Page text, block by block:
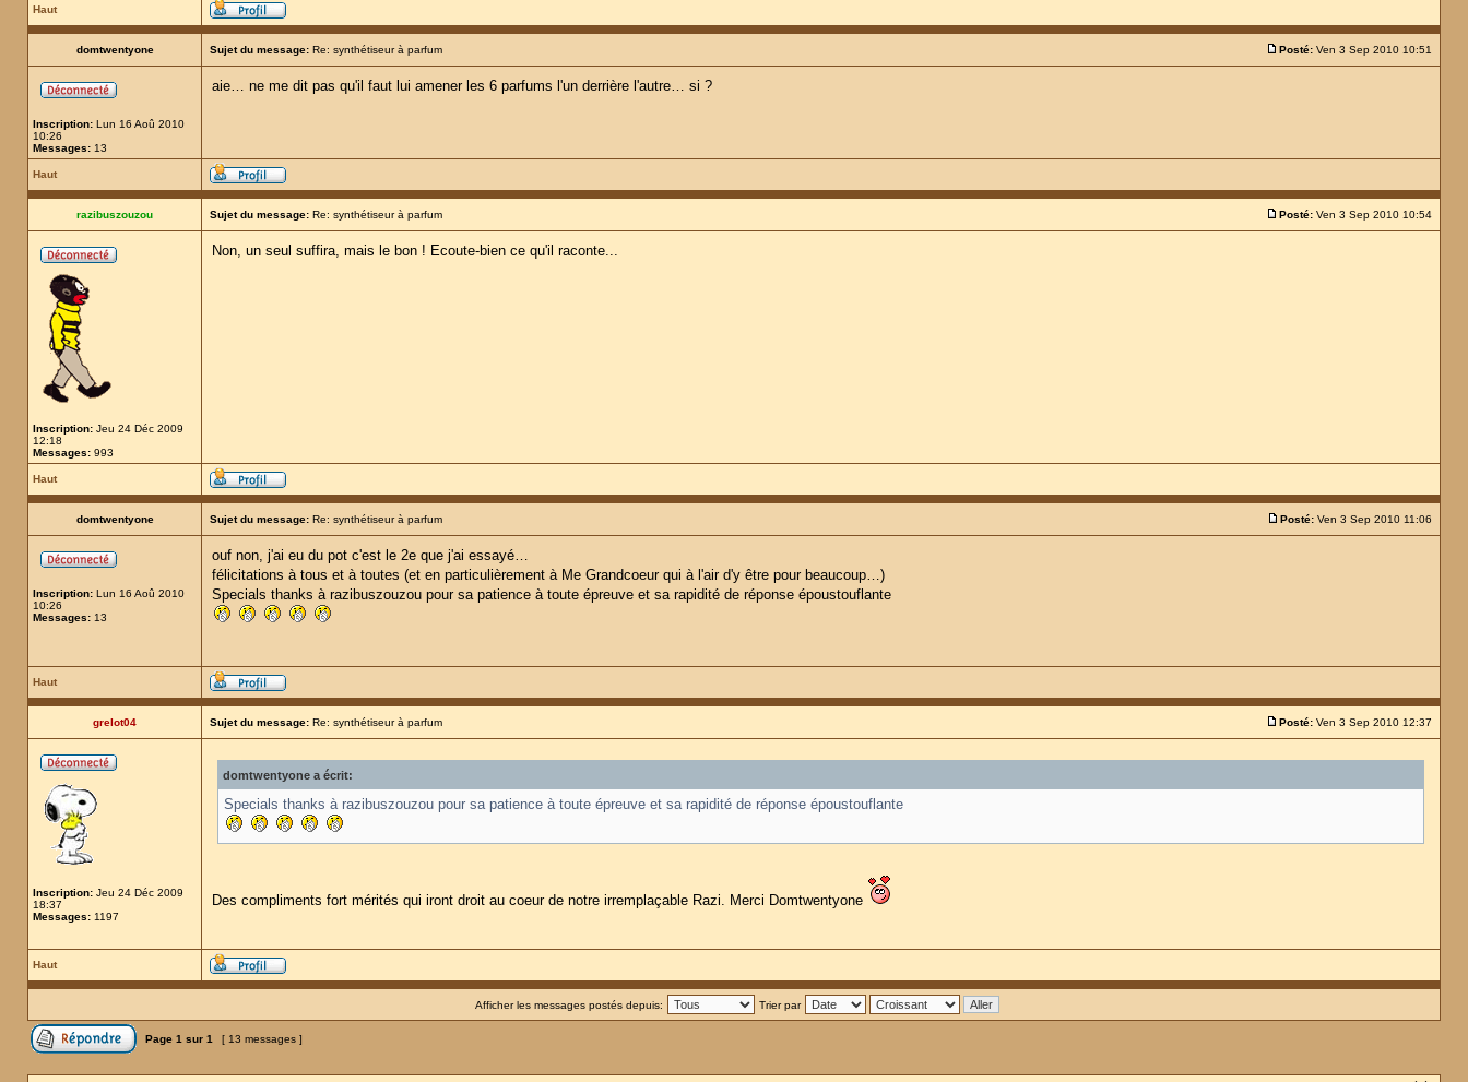
Haut
domtwentyone Sujet du message: Re: synthétiseur à parfum Posté: Ven 3 Sep 2010 10:51
Inscription: Lun 16 Aoû 2010
10:26
Messages: 13
aie… ne me dit pas qu'il faut lui amener les 6 parfums l'un derrière l'autre… si ?
Haut
razibuszouzou Sujet du message: Re: synthétiseur à parfum Posté: Ven 3 Sep 2010 10:54
Inscription: Jeu 24 Déc 2009
12:18
Messages: 993
Non, un seul suffira, mais le bon ! Ecoute-bien ce qu'il raconte...
Haut
domtwentyone Sujet du message: Re: synthétiseur à parfum Posté: Ven 3 Sep 2010 11:06
Inscription: Lun 16 Aoû 2010
10:26
Messages: 13
ouf non, j'ai eu du pot c'est le 2e que j'ai essayé…
félicitations à tous et à toutes (et en particulièrement à Me Grandcoeur qui à l'air d'y être pour beaucoup…)
Specials thanks à razibuszouzou pour sa patience à toute épreuve et sa rapidité de réponse époustouflante
Haut
grelot04 Sujet du message: Re: synthétiseur à parfum Posté: Ven 3 Sep 2010 12:37
Inscription: Jeu 24 Déc 2009
18:37
Messages: 1197
domtwentyone a écrit:
Specials thanks à razibuszouzou pour sa patience à toute épreuve et sa rapidité de réponse époustouflante
Des compliments fort mérités qui iront droit au coeur de notre irremplaçable Razi. Merci Domtwentyone
Haut
Afficher les messages postés depuis: Trier par
Page 1 sur 1 [ 13 messages ]